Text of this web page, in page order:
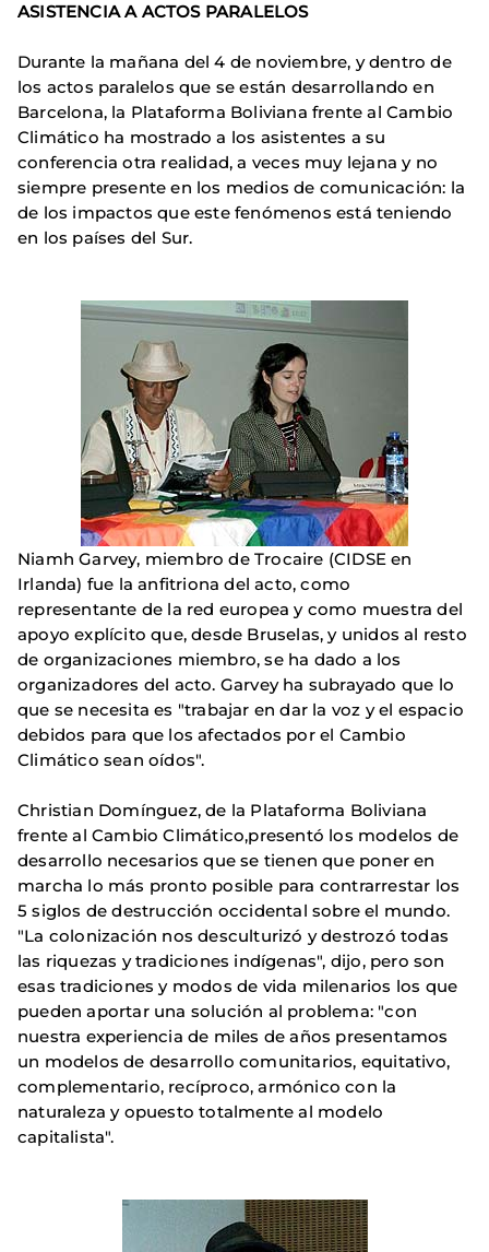
ASISTENCIA A ACTOS PARALELOS
Durante la mañana del 4 de noviembre, y dentro de
los actos paralelos que se están desarrollando en
Barcelona, la Plataforma Boliviana frente al Cambio
Climático ha mostrado a los asistentes a su
conferencia otra realidad, a veces muy lejana y no
siempre presente en los medios de comunicación: la
de los impactos que este fenómenos está teniendo
en los países del Sur.
Niamh Garvey, miembro de Trocaire (CIDSE en
Irlanda) fue la anfitriona del acto, como
representante de la red europea y como muestra del
apoyo explícito que, desde Bruselas, y unidos al resto
de organizaciones miembro, se ha dado a los
organizadores del acto. Garvey ha subrayado que lo
que se necesita es "trabajar en dar la voz y el espacio
debidos para que los afectados por el Cambio
Climático sean oídos".
Christian Domínguez, de la Plataforma Boliviana
frente al Cambio Climático,presentó los modelos de
desarrollo necesarios que se tienen que poner en
marcha lo más pronto posible para contrarrestar los
5 siglos de destrucción occidental sobre el mundo.
"La colonización nos desculturizó y destrozó todas
las riquezas y tradiciones indígenas", dijo, pero son
esas tradiciones y modos de vida milenarios los que
pueden aportar una solución al problema: "con
nuestra experiencia de miles de años presentamos
un modelos de desarrollo comunitarios, equitativo,
complementario, recíproco, armónico con la
naturaleza y opuesto totalmente al modelo
capitalista".